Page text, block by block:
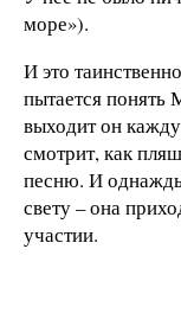
море»).
И это
пытается понять
выходит он
смотрит, как
песню. И
свету – она
участии.